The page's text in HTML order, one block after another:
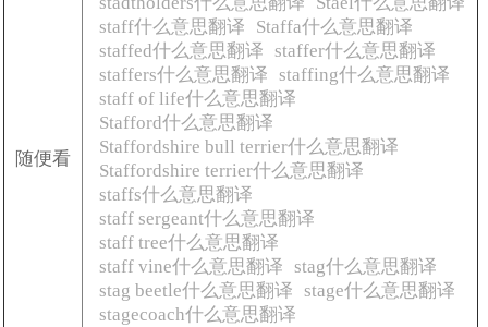
随便看
staff什么意思翻译
Staffa什么意思翻译
staffed什么意思翻译 staffer什么意思翻译
staffers什么意思翻译 staffing什么意思翻译
staff of life什么意思翻译
Stafford什么意思翻译
Staffordshire bull terrier什么意思翻译
Staffordshire terrier什么意思翻译
staffs什么意思翻译
staff sergeant什么意思翻译
staff tree什么意思翻译
staff vine什么意思翻译 stag什么意思翻译
stag beetle什么意思翻译 stage什么意思翻译
stagecoach什么意思翻译